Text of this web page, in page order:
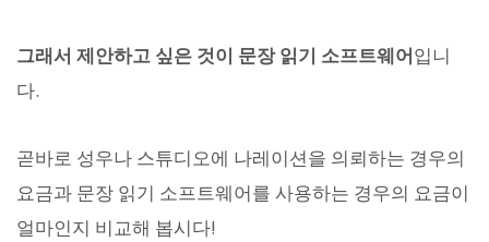
그래서 제안하고 싶은 것이 문장 읽기 소프트웨어입니
다.
곧바로 성우나 스튜디오에 나레이션을 의뢰하는 경우의
요금과 문장 읽기 소프트웨어를 사용하는 경우의 요금이
얼마인지 비교해 봅시다!